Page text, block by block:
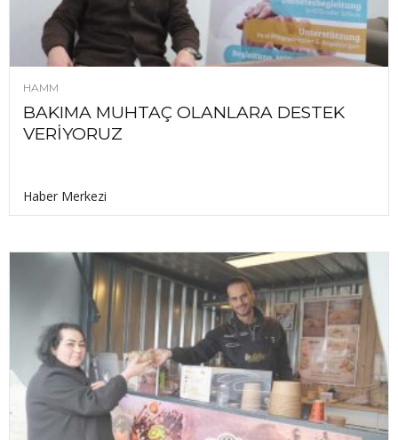
HAMM
BAKIMA MUHTAÇ OLANLARA DESTEK
VERİYORUZ
Haber Merkezi